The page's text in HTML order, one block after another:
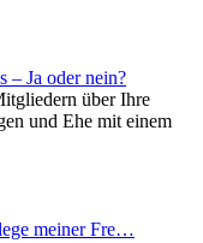
– Ja oder nein?
über Ihre
und Ehe mit einem
meiner Fre…